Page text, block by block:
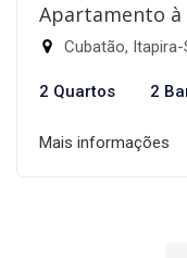
Apartamento à
Cubatão, Itapira-
2 Quartos 2
Mais informações